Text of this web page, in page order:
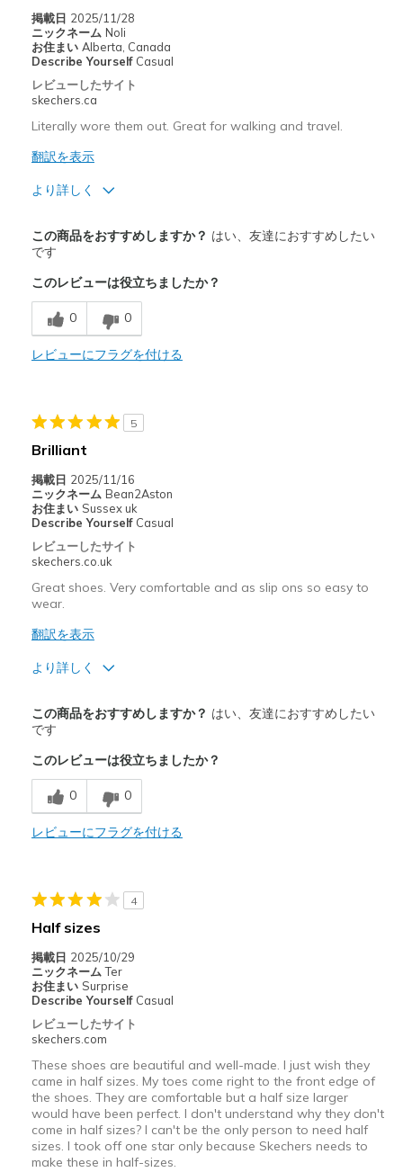
Width
Sizing
Feels true to size
掲載日 2025/11/28
ニックネーム Noli
お住まい Alberta, Canada
Describe Yourself Casual
レビューしたサイト
skechers.ca
Literally wore them out. Great for walking and travel.
翻訳を表示
より詳しく
Attractive Design
Comfortable
以下に最適
Travel
Sizing
Feels true to size
View On Shoes
Shoes are for Wearing
この商品をおすすめしますか？ はい、友達におすすめしたい
です
このレビューは役立ちましたか？
0 0
レビューにフラグを付ける
5
Brilliant
掲載日 2025/11/16
ニックネーム Bean2Aston
お住まい Sussex uk
Describe Yourself Casual
レビューしたサイト
skechers.co.uk
Great shoes. Very comfortable and as slip ons so easy to
wear.
翻訳を表示
より詳しく
Comfortable
Durable
Stylish
以下に最適
Going Out
Travel
Width
Sizing
この商品をおすすめしますか？ はい、友達におすすめしたい
です
このレビューは役立ちましたか？
0 0
レビューにフラグを付ける
4
Half sizes
掲載日 2025/10/29
ニックネーム Ter
お住まい Surprise
Describe Yourself Casual
レビューしたサイト
skechers.com
These shoes are beautiful and well-made. I just wish they
came in half sizes. My toes come right to the front edge of
the shoes. They are comfortable but a half size larger
would have been perfect. I don't understand why they don't
come in half sizes? I can't be the only person to need half
sizes. I took off one star only because Skechers needs to
make these in half-sizes.